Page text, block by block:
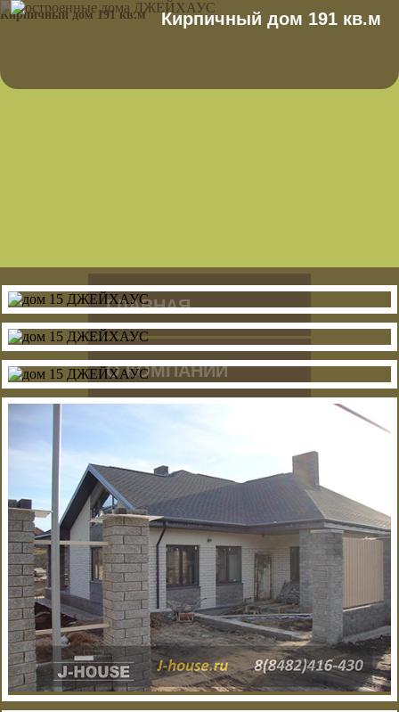
Кирпичный дом 191 кв.м
Кирпичный дом 191 кв.м
ГЛАВНАЯ
О КОМПАНИИ
ДОМА
КОНТАКТЫ